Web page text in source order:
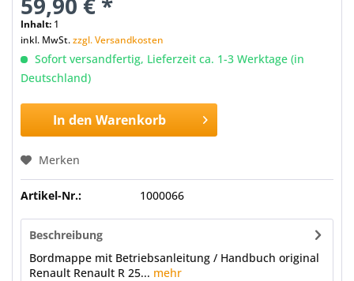
Inhalt: 1
inkl. MwSt.zzgl. Versandkosten
Sofort versandfertig, Lieferzeit ca. 1-3 Werktage (in
Deutschland)
In den Warenkorb
Merken
Artikel-Nr.: 1000066
Beschreibung
Bordmappe mit Betriebsanleitung / Handbuch original
Renault Renault R 25... mehr